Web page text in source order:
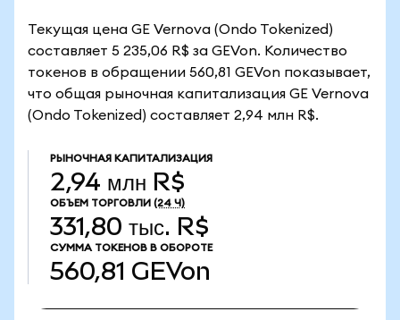
Текущая цена GE Vernova (Ondo Tokenized)
составляет 5 235,06 R$ за GEVon. Количество
токенов в обращении 560,81 GEVon показывает,
что общая рыночная капитализация GE Vernova
(Ondo Tokenized) составляет 2,94 млн R$.
РЫНОЧНАЯ КАПИТАЛИЗАЦИЯ
2,94 млн R$
ОБЪЕМ ТОРГОВЛИ (24 Ч)
331,80 тыс. R$
СУММА ТОКЕНОВ В ОБОРОТЕ
560,81 GEVon